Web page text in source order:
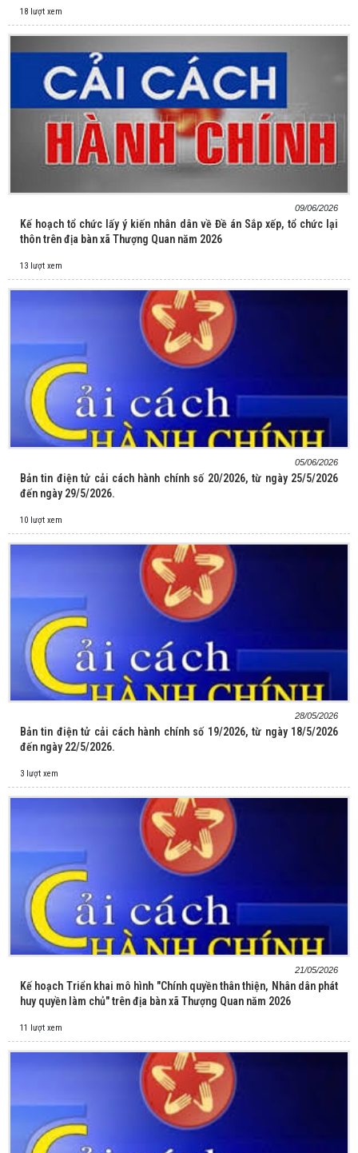
18 lượt xem
09/06/2026
Kế hoạch tổ chức lấy ý kiến nhân dân về Đề án Sắp xếp, tổ chức lại
thôn trên địa bàn xã Thượng Quan năm 2026
13 lượt xem
05/06/2026
Bản tin điện tử cải cách hành chính số 20/2026, từ ngày 25/5/2026
đến ngày 29/5/2026.
10 lượt xem
28/05/2026
Bản tin điện tử cải cách hành chính số 19/2026, từ ngày 18/5/2026
đến ngày 22/5/2026.
3 lượt xem
21/05/2026
Kế hoạch Triển khai mô hình "Chính quyền thân thiện, Nhân dân phát
huy quyền làm chủ" trên địa bàn xã Thượng Quan năm 2026
11 lượt xem